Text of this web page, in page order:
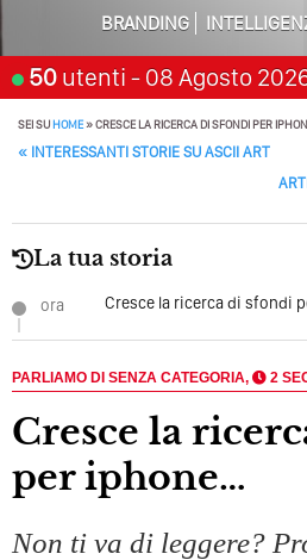
BRANDING
50 utenti - 08 Agosto
21 novembre 2026San
SEI SUHOME»CRESCE LA RICERCA DI SFONDI PER
POST NAVIGATION
« INTERESSANTI STORIE SU ASCII ART
La tua storia
ora Cresce la ricerca di sfondi
PARLIAMO DI SENZA CATEGORIA, 2
Cresce la ricerca di sfondi
per iphone…
Non ti va di leggere?